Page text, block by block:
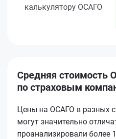
калькулятору ОСАГО
Средняя стоимость
по страховым
Цены на ОСАГО в разных
могут значительно
проанализировали более